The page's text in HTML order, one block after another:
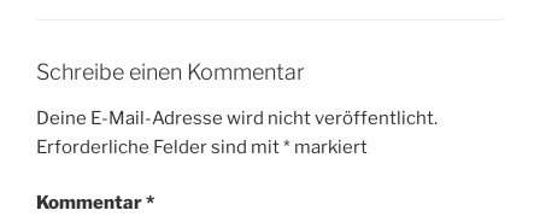
Schreibe einen Kommentar
Deine E-Mail-Adresse wird nicht veröffentlicht.
Erforderliche Felder sind mit* markiert
Kommentar*